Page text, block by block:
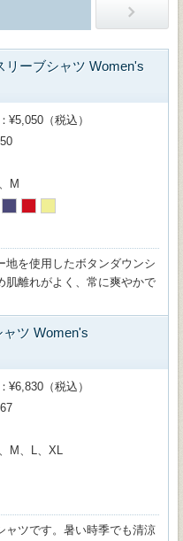
リーブシャツ Women's
¥5,050（税込）
M
地を使用したボタンダウンシ
肌離れがよく、常に爽やかで
ツ Women's
¥6,830（税込）
M、L、XL
ャツです。暑い時季でも清涼